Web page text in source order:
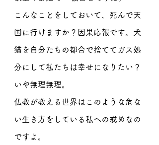
こんなことをしておいて、死んで天
国に行けますか？因果応報です。犬
猫を自分たちの都合で捨ててガス処
分にして私たちは幸せになりたい？
いや無理無理。
仏教が教える世界はこのような危な
い生き方をしている私への戒めなの
ですよ。